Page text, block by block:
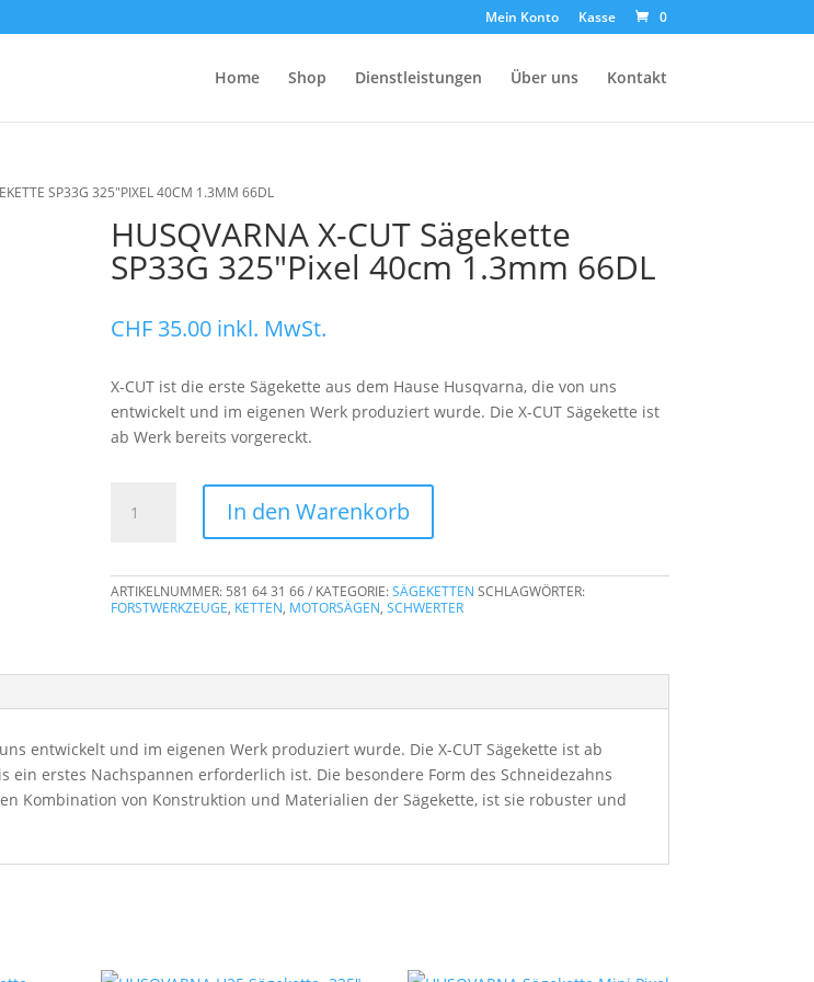
Mein Konto Kasse 0
Home Shop Dienstleistungen Über uns Kontakt
SP33G 325″PIXEL 40CM 1.3MM 66DL
HUSQVARNA X-CUT Sägekette
SP33G 325″Pixel 40cm 1.3mm 66DL
CHF35.00 inkl. MwSt.
X-CUT ist die erste Sägekette aus dem Hause Husqvarna, die von uns
entwickelt und im eigenen Werk produziert wurde. Die X-CUT Sägekette ist
ab Werk bereits vorgereckt.
SP33G
325"Pixel
1.3mm
In den Warenkorb
ARTIKELNUMMER: 581 64 31 66 KATEGORIE:SÄGEKETTEN SCHLAGWÖRTER:
FORSTWERKZEUGE, KETTEN, MOTORSÄGEN, SCHWERTER
entwickelt und im eigenen Werk produziert wurde. Die X-CUT Sägekette ist ab
erstes Nachspannen erforderlich ist. Die besondere Form des Schneidezahns
Kombination von Konstruktion und Materialien der Sägekette, ist sie robuster und